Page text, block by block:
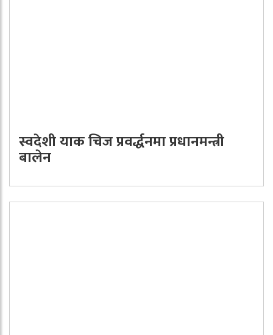
स्वदेशी याक चिज प्रवर्द्धनमा प्रधानमन्त्री
बालेन